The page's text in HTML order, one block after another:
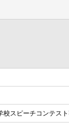
校スピーチコンテス